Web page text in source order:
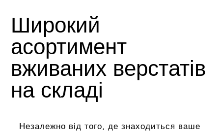
Широкий
асортимент
вживаних верстатів
на складі
Незалежно від того, де знаходиться ваше